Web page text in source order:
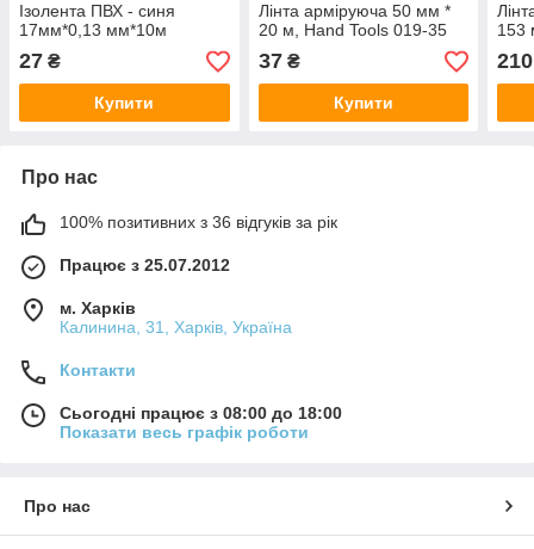
Ізолента ПВХ - синя
17мм*0,13 мм*10м
27 ₴
Купити
Лінта арміруюча 50 мм *
20 м, Hand Tools 019-35
37₴
Купити
153
210
Про нас
100% позитивних з 36 відгуків за рік
Працює з 25.07.2012
м. Харків
Калинина, 31, Харків, Україна
Контакти
Сьогодні працює з 08:00 до 18:00
Показати весь графік роботи
Про нас